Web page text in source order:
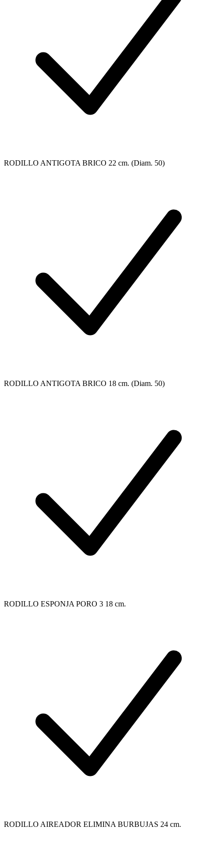
RODILLO ANTIGOTA BRICO 22 cm. (Diam. 50)
RODILLO ANTIGOTA BRICO 18 cm. (Diam. 50)
RODILLO ESPONJA PORO 3 18 cm.
RODILLO AIREADOR ELIMINA BURBUJAS 24 cm.